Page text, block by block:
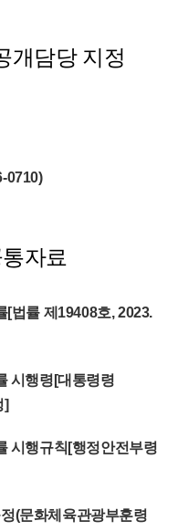
개담당 지정
0710)
자료
[법률 제19408호, 2023.
시행령[대통령령
]
시행규칙[행정안전부령
(문화체육관광부훈령